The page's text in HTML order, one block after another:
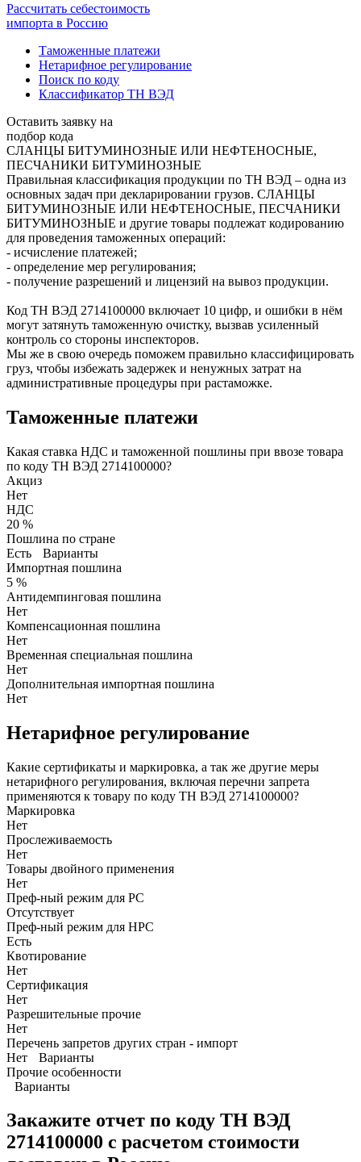
Рассчитать себестоимость
импорта в Россию
Таможенные платежи
Нетарифное регулирование
Поиск по коду
Классификатор ТН ВЭД
Оставить заявку на
подбор кода
СЛАНЦЫ БИТУМИНОЗНЫЕ ИЛИ НЕФТЕНОСНЫЕ,
ПЕСЧАНИКИ БИТУМИНОЗНЫЕ
Правильная классификация продукции по ТН ВЭД – одна из
основных задач при декларировании грузов. СЛАНЦЫ
БИТУМИНОЗНЫЕ ИЛИ НЕФТЕНОСНЫЕ, ПЕСЧАНИКИ
БИТУМИНОЗНЫЕ и другие товары подлежат кодированию
для проведения таможенных операций:
- исчисление платежей;
- определение мер регулирования;
- получение разрешений и лицензий на вывоз продукции.
Код ТН ВЭД 2714100000 включает 10 цифр, и ошибки в нём
могут затянуть таможенную очистку, вызвав усиленный
контроль со стороны инспекторов.
Мы же в свою очередь поможем правильно классифицировать
груз, чтобы избежать задержек и ненужных затрат на
административные процедуры при растаможке.
Таможенные платежи
Какая ставка НДС и таможенной пошлины при ввозе товара
по коду ТН ВЭД 2714100000?
Акциз
Нет
НДС
20 %
Пошлина по стране
Есть
Варианты
Импортная пошлина
5 %
Антидемпинговая пошлина
Нет
Компенсационная пошлина
Нет
Временная специальная пошлина
Нет
Дополнительная импортная пошлина
Нет
Нетарифное регулирование
Какие сертификаты и маркировка, а так же другие меры
нетарифного регулирования, включая перечни запрета
применяются к товару по коду ТН ВЭД 2714100000?
Маркировка
Нет
Прослеживаемость
Нет
Товары двойного применения
Нет
Преф-ный режим для РС
Отсутствует
Преф-ный режим для НРС
Есть
Квотирование
Нет
Сертификация
Нет
Разрешительные прочие
Нет
Перечень запретов других стран - импорт
Нет
Варианты
Прочие особенности
Варианты
Закажите отчет по коду ТН ВЭД
2714100000 с расчетом стоимости